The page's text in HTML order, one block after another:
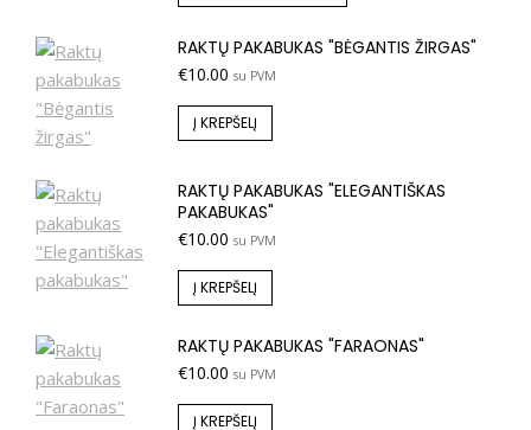
RAKTŲ PAKABUKAS "BĖGANTIS ŽIRGAS"
€10.00 su PVM
Į KREPŠELĮ
RAKTŲ PAKABUKAS "ELEGANTIŠKAS
PAKABUKAS"
€10.00 su PVM
Į KREPŠELĮ
RAKTŲ PAKABUKAS "FARAONAS"
€10.00 su PVM
Į KREPŠELĮ